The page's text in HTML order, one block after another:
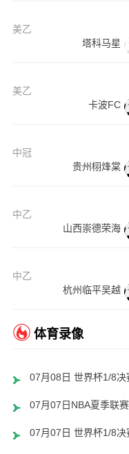
美乙
塔科马星
美乙
卡波FC
中冠
贵州栩烽棠
中乙
山西崇德荣海
中乙
杭州临平吴越
体育录像
07月08日 世界杯1/8
07月07日NBA夏季联
07月07日 世界杯1/8